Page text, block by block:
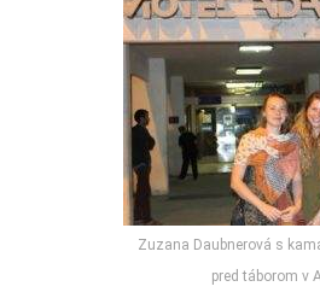
Zuzana Daubnerová s
pred táborom v